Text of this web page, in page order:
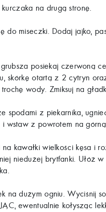
na drugą stronę.
do miseczki. Dodaj jajko,
posiekaj czerwoną
skórkę otartą z 2 cytryn
wody. Zmiksuj na
spodami z piekarnika,
i wstaw z powrotem na
kawałki wielkości kęsa i
niedużej brytfanki. Ułóż
na dużym ogniu. Wyciśnij
ewentualnie kołysząc